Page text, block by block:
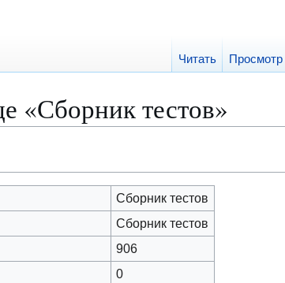
«Сборник тестов»
Сборник тестов
Сборник тестов
906
0
Читать Просмотр